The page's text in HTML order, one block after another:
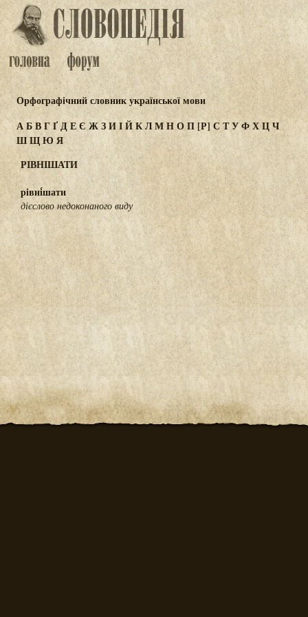
Орфографічний словник української мови
АБВГҐДЕЄ ЖЗИІЙКЛМНОП [Р] СТУФХЦЧ
ШЩЮЯ
РІВНІШАТИ
рівні́шати
дієслово недоконаного виду